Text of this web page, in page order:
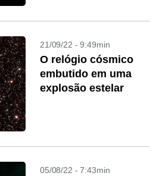
21/09/22 - 9:49min
O relógio cósmico
embutido em uma
explosão estelar
05/08/22 - 7:43min